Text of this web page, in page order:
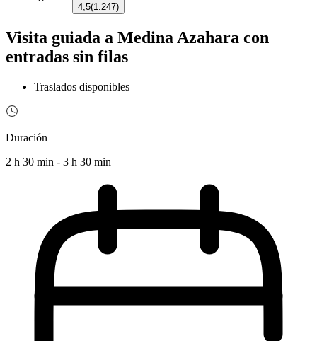
4,5(1.247)
Visita guiada a Medina Azahara con
entradas sin filas
Traslados disponibles
Duración
2 h 30 min - 3 h 30 min